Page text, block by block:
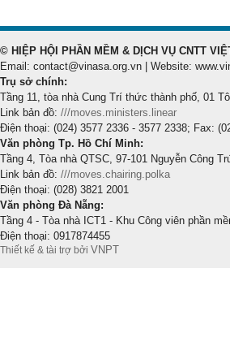
© HIỆP HỘI PHẦN MỀM & DỊCH VỤ CNTT
Email: contact@vinasa.org.vn | Website:
Trụ sở chính:
Tầng 11, tòa nhà Cung Trí thức thành phố, 01
Link bản đồ: ///moves.ministers.linear
Điện thoại: (024) 3577 2336 - 3577 2338; Fax:
Văn phòng Tp. Hồ Chí Minh:
Tầng 4, Tòa nhà QTSC, 97-101 Nguyễn Công
Link bản đồ: ///moves.chairing.polka
Điện thoại: (028) 3821 2001
Văn phòng Đà Nẵng:
Tầng 4 - Tòa nhà ICT1 - Khu Công viên phần
Điện thoại: 0917874455
Thiết kế & tài trợ bởi VNPT